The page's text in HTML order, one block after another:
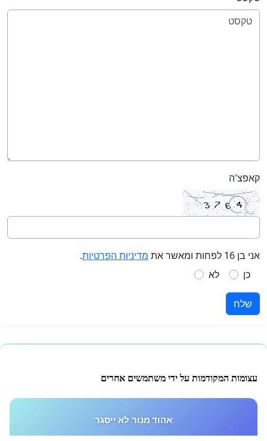
קאפצ'ה
אני בן 16 לפחות ומאשר את מדיניות הפרטיות.
כן
לא
שלח
עצומות המקודמות על ידי משתמשים אחרים
אהוד מנור לא ייסגר